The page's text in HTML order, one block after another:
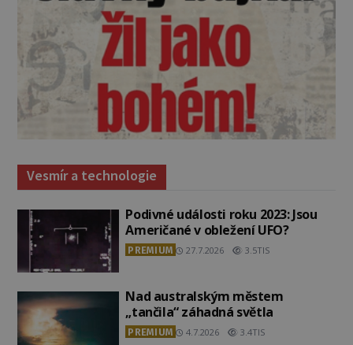
Vesmír a technologie
Podivné události roku 2023: Jsou
Američané v obležení UFO?
PREMIUM 27.7.2026 3.5TIS
Nad australským městem
„tančila“ záhadná světla
PREMIUM 4.7.2026 3.4TIS